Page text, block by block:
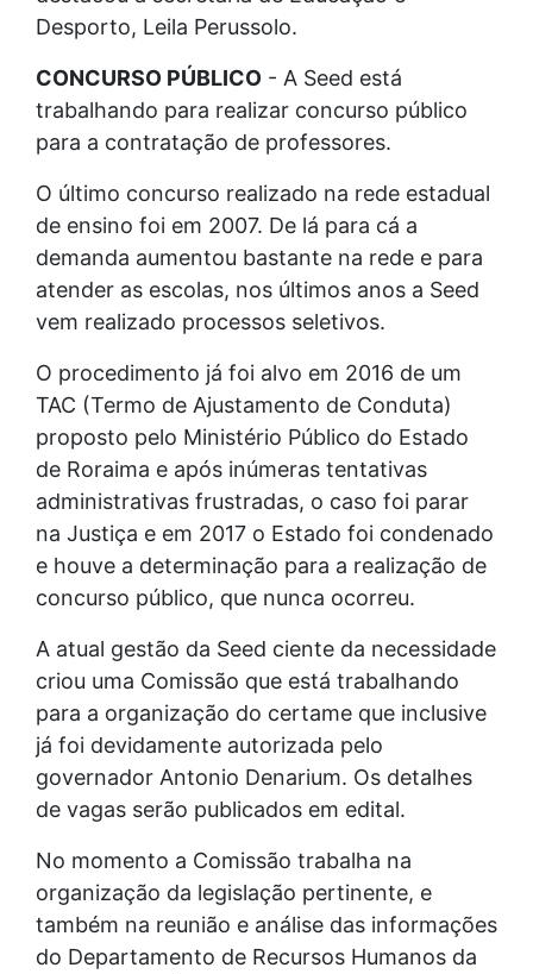
Desporto, Leila Perussolo.
CONCURSO PÚBLICO - A Seed está
trabalhando para realizar concurso público
para a contratação de professores.
O último concurso realizado na rede estadual
de ensino foi em 2007. De lá para cá a
demanda aumentou bastante na rede e para
atender as escolas, nos últimos anos a Seed
vem realizado processos seletivos.
O procedimento já foi alvo em 2016 de um
TAC (Termo de Ajustamento de Conduta)
proposto pelo Ministério Público do Estado
de Roraima e após inúmeras tentativas
administrativas frustradas, o caso foi parar
na Justiça e em 2017 o Estado foi condenado
e houve a determinação para a realização de
concurso público, que nunca ocorreu.
A atual gestão da Seed ciente da necessidade
criou uma Comissão que está trabalhando
para a organização do certame que inclusive
já foi devidamente autorizada pelo
governador Antonio Denarium. Os detalhes
de vagas serão publicados em edital.
No momento a Comissão trabalha na
organização da legislação pertinente, e
também na reunião e análise das informações
do Departamento de Recursos Humanos da